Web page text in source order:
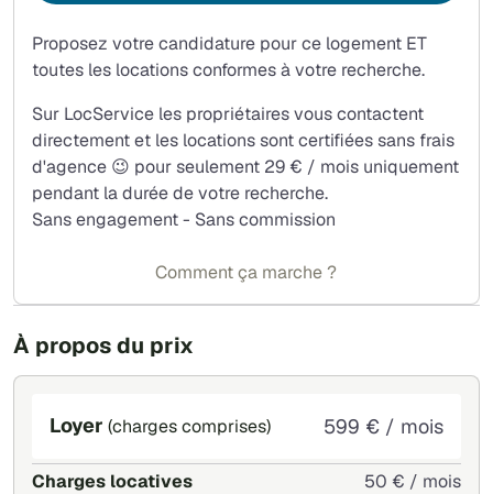
À propos du prix
Loyer (charges comprises) 599 € / mois
Charges locatives
50 € / mois
Proposez votre candidature pour ce logement ET
toutes les locations conformes à votre recherche.
Sur LocService les propriétaires vous contactent
directement et les locations sont certifiées sans frais
d'agence 😉 pour seulement 29 € / mois uniquement
pendant la durée de votre recherche.
Sans engagement - Sans commission
Comment ça marche ?